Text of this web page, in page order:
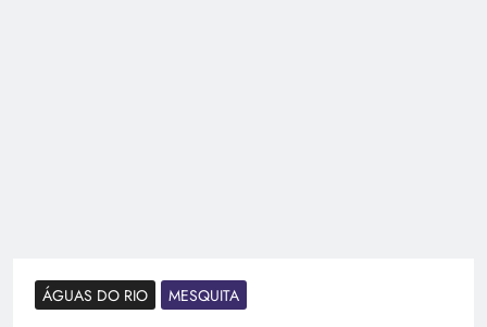
ÁGUAS DO RIO MESQUITA